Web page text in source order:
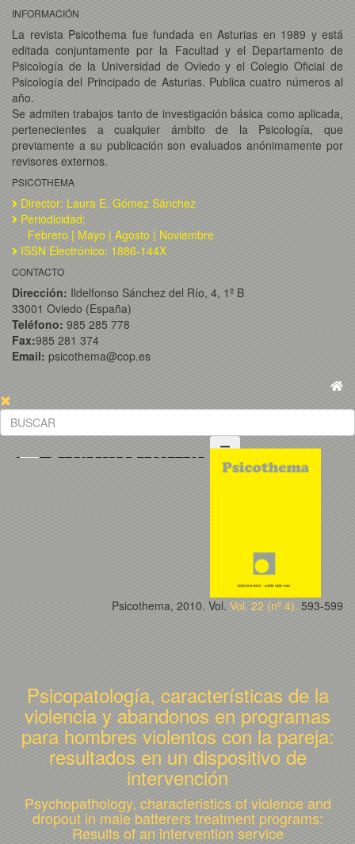
INFORMACIÓN
La revista Psicothema fue fundada en Asturias en 1989 y está
editada conjuntamente por la Facultad y el Departamento de
Psicología de la Universidad de Oviedo y el Colegio Oficial de
Psicología del Principado de Asturias. Publica cuatro números al
año.
Se admiten trabajos tanto de investigación básica como aplicada,
pertenecientes a cualquier ámbito de la Psicología, que
previamente a su publicación son evaluados anónimamente por
revisores externos.
PSICOTHEMA
Director: Laura E. Gómez Sánchez
Periodicidad:
Febrero | Mayo | Agosto | Noviembre
ISSN Electrónico: 1886-144X
CONTACTO
Dirección: Ildelfonso Sánchez del Río, 4, 1º B
33001 Oviedo (España)
Teléfono: 985 285 778
Fax:985 281 374
Email: psicothema@cop.es
Psicothema, 2010. Vol. Vol. 22 (nº 4). 593-599
Psicopatología, características de la
violencia y abandonos en programas
para hombres violentos con la pareja:
resultados en un dispositivo de
intervención
Psychopathology, characteristics of violence and
dropout in male batterers treatment programs:
Results of an intervention service